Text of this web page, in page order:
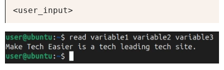
<user_input>